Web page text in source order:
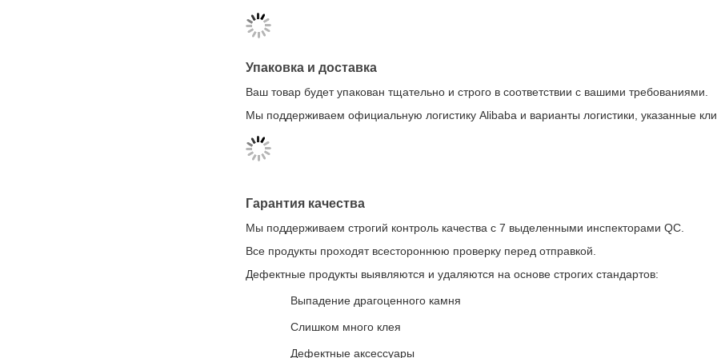
Упаковка и доставка
Ваш товар будет упакован тщательно и строго в соответствии с вашими требованиями.
Мы поддерживаем официальную логистику Alibaba и варианты логистики, указанные
Гарантия качества
Мы поддерживаем строгий контроль качества с 7 выделенными инспекторами QC.
Все продукты проходят всестороннюю проверку перед отправкой.
Дефектные продукты выявляются и удаляются на основе строгих стандартов:
Выпадение драгоценного камня
Слишком много клея
Дефектные аксессуары